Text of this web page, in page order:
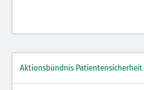
Aktionsbündnis Patientensicherheit